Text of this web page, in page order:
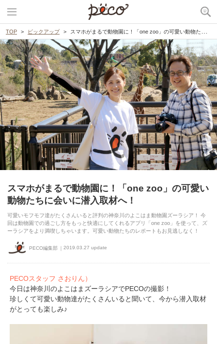
TOP ピックアップ スマホがまるで動物園に！「one zoo」の可愛い動物たちに会いに潜入取材へ！
スマホがまるで動物園に！「one zoo」の可愛い
動物たちに会いに潜入取材へ！
可愛いモフモフ達がたくさんいると評判の神奈川のよこはま動物園ズーラシア！ 今
回は動物園での過ごし方をもっと快適にしてくれるアプリ「one zoo」を使って、ズ
ーラシアをより満喫しちゃいます。可愛い動物たちのレポートもお見逃しなく！
PECO編集部 2019.03.27 update
PECOスタッフ さおりん）
今日は神奈川のよこはまズーラシアでPECOの撮影！
珍しくて可愛い動物達がたくさんいると聞いて、今から潜入取材
がとっても楽しみ♪